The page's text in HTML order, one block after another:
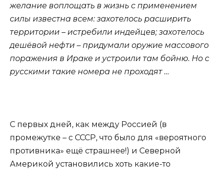
желание воплощать в жизнь с применением
силы известна всем: захотелось расширить
территории – истребили индейцев; захотелось
дешёвой нефти – придумали оружие массового
поражения в Ираке и устроили там бойню. Но с
русскими такие номера не проходят …
С первых дней, как между Россией (в
промежутке – с СССР, что было для «вероятного
противника» ещё страшнее!) и Северной
Америкой установились хоть какие-то